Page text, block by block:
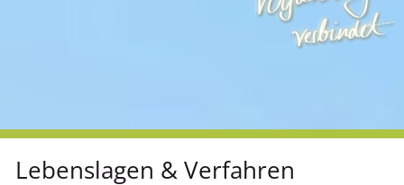
Lebenslagen & Verfahren